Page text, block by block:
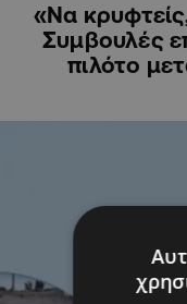
«Να
Συμβουλές
πιλότο